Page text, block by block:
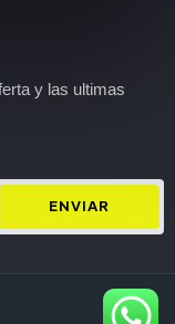
y las ultimas
ENVIAR